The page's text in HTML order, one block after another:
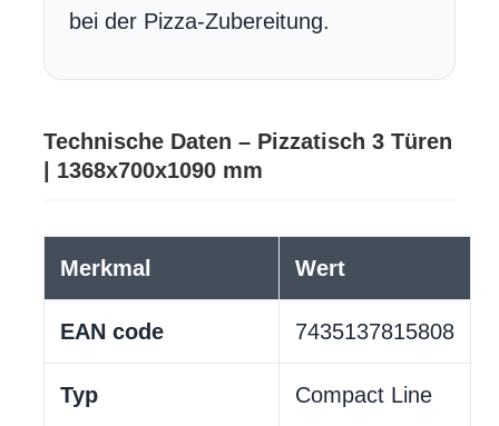
bei der Pizza-Zubereitung.
Technische Daten – Pizzatisch 3 Türen
| 1368x700x1090 mm
Merkmal Wert
EAN code 7435137815808
Typ Compact Line